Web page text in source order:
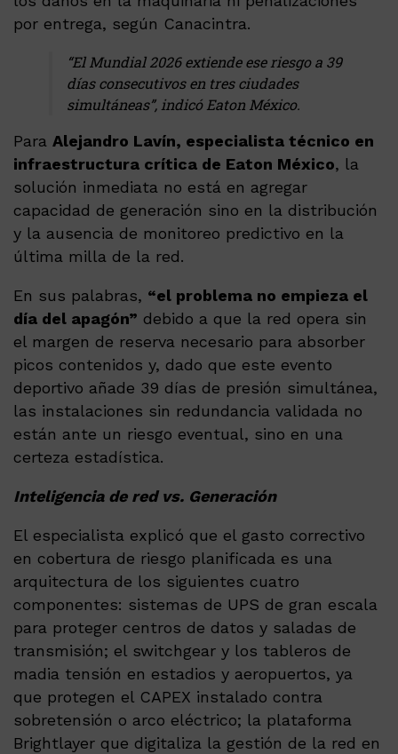
por entrega, según Canacintra.
“El Mundial 2026 extiende ese riesgo a 39
días consecutivos en tres ciudades
simultáneas”, indicó Eaton México.
Para Alejandro Lavín, especialista técnico en
infraestructura crítica de Eaton México, la
solución inmediata no está en agregar
capacidad de generación sino en la distribución
y la ausencia de monitoreo predictivo en la
última milla de la red.
En sus palabras, “el problema no empieza el
día del apagón” debido a que la red opera sin
el margen de reserva necesario para absorber
picos contenidos y, dado que este evento
deportivo añade 39 días de presión simultánea,
las instalaciones sin redundancia validada no
están ante un riesgo eventual, sino en una
certeza estadística.
Inteligencia de red vs. Generación
El especialista explicó que el gasto correctivo
en cobertura de riesgo planificada es una
arquitectura de los siguientes cuatro
componentes: sistemas de UPS de gran escala
para proteger centros de datos y saladas de
transmisión; el switchgear y los tableros de
madia tensión en estadios y aeropuertos, ya
que protegen el CAPEX instalado contra
sobretensión o arco eléctrico; la plataforma
Brightlayer que digitaliza la gestión de la red en